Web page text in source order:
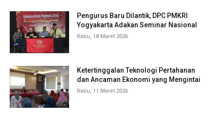
Pengurus Baru Dilantik, DPC PMKRI
Yogyakarta Adakan Seminar Nasional
Rabu, 18 Maret 2026
Ketertinggalan Teknologi Pertahanan
dan Ancaman Ekonomi yang Mengintai
Rabu, 11 Maret 2026